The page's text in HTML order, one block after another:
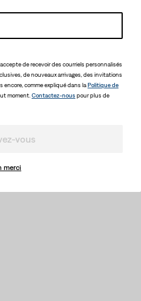
de recevoir des courriels personnalisés
de nouveaux arrivages, des invitations
encore, comme expliqué dans laPolitique de
moment. Contactez-nouspour plus de
vous
merci